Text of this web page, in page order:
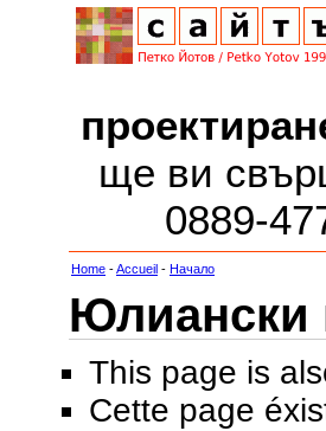
ще ви
0889-
Home -Accueil - Начало
Юлиански
This page is
Cette page